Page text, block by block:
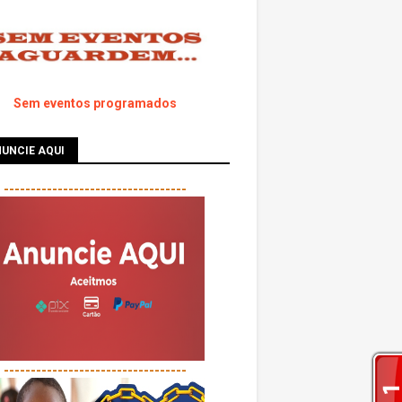
Sem eventos programados
AQUI
----------------------------------
----------------------------------